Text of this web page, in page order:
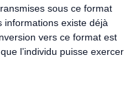
sous ce format
informations existe déjà
vers ce format est
l’individu puisse exercer